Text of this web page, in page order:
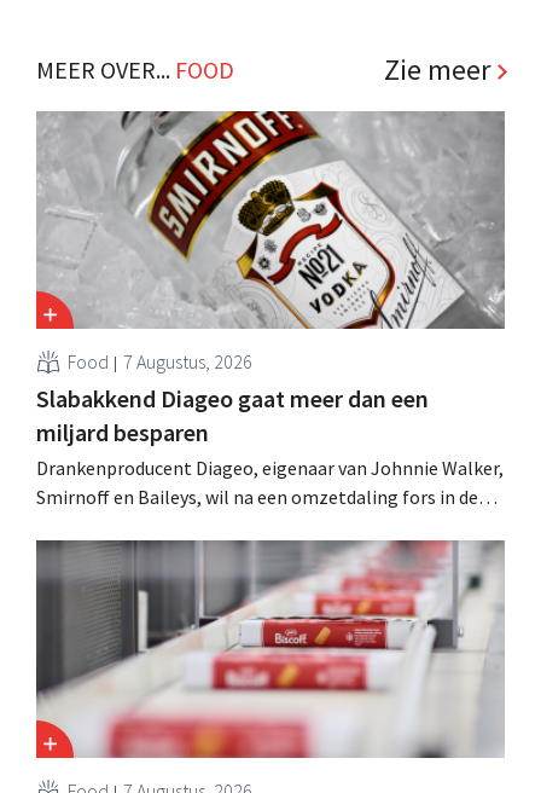
MEER OVER... FOOD Zie meer
Food 7 Augustus, 2026
Slabakkend Diageo gaat meer dan een
miljard besparen
Drankenproducent Diageo, eigenaar van Johnnie Walker,
Smirnoff en Baileys, wil na een omzetdaling fors in de
andere Guiness en voorgemixte cocktails.